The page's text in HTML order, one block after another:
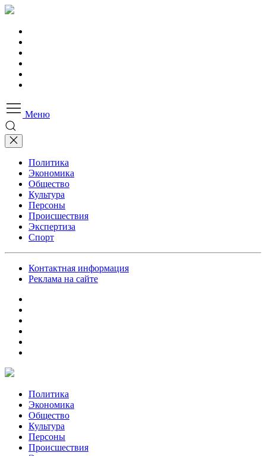
Меню
Политика
Экономика
Общество
Культура
Персоны
Происшествия
Экспертиза
Спорт
Контактная информация
Реклама на сайте
Политика
Экономика
Общество
Культура
Персоны
Происшествия